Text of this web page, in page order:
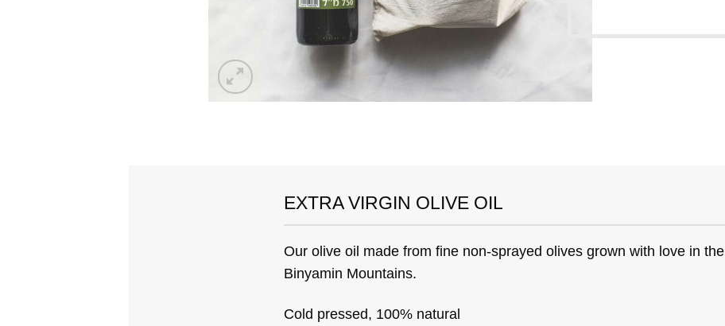
EXTRA VIRGIN OLIVE OIL
Our olive oil made from fine non-sprayed olives grown with love in the
Binyamin Mountains.
Cold pressed, 100% natural